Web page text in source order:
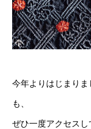
今年よりはじまり
も、
ぜひ一度アクセスし